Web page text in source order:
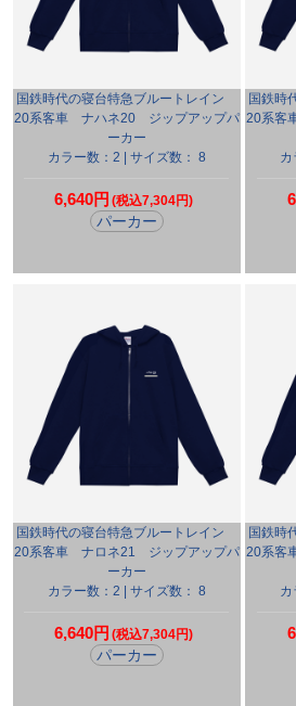
国鉄時代の寝台特急ブルートレイン
20系客車 ナハネ20 ジップアップパ
ーカー
カラー数：2 | サイズ数： 8
6,640円 (税込7,304円)
パーカー
国鉄時
20系客
カ
国鉄時代の寝台特急ブルートレイン
20系客車 ナロネ21 ジップアップパ
ーカー
カラー数：2 | サイズ数： 8
6,640円 (税込7,304円)
パーカー
国鉄時
20系客
カ